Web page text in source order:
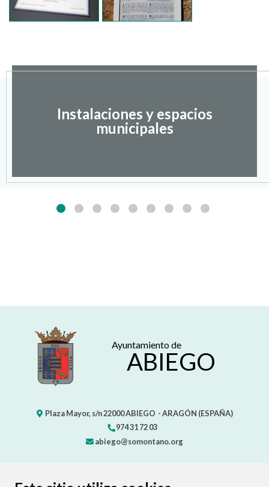
Instalaciones y espacios
municipales
Ayuntamiento de
ABIEGO
Plaza Mayor, s/n22000ABIEGO - ARAGÓN (ESPAÑA)
974 31 72 03
abiego@somontano.org
CONTACTO MAPA WEB